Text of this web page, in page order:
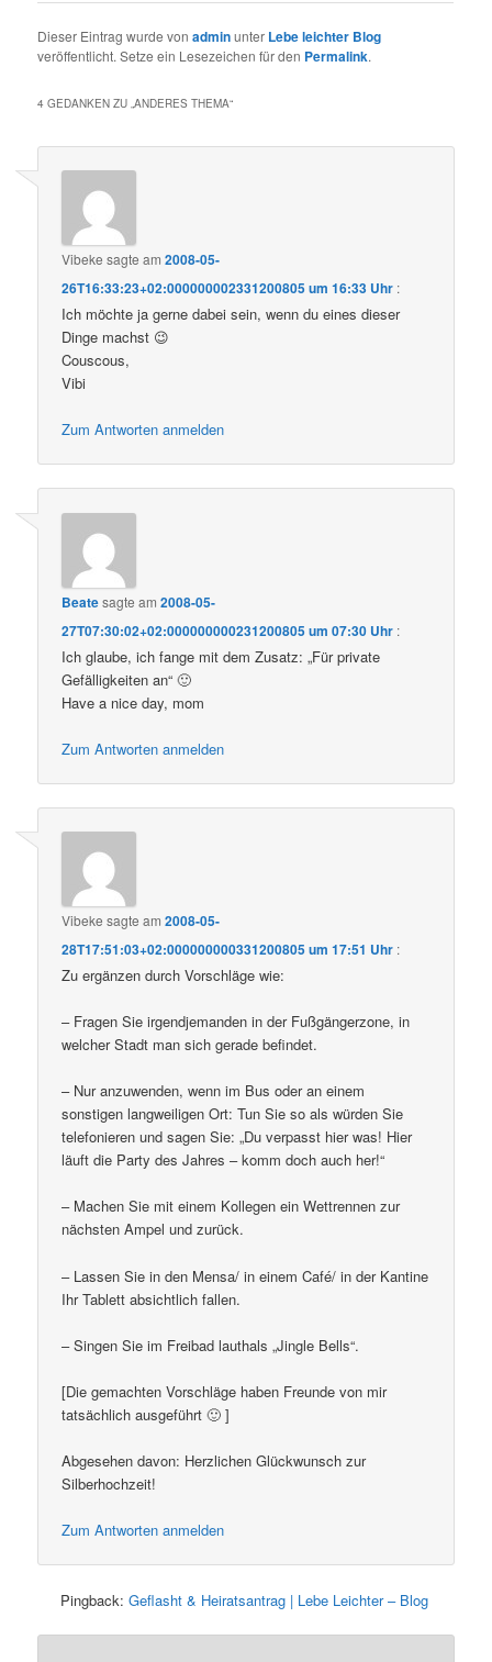
Dieser Eintrag wurde vonadminunter Lebe leichter Blog
veröffentlicht. Setze ein Lesezeichen für den Permalink.
4 GEDANKEN ZU „ANDERES THEMA“
Vibeke sagte am2008-05-
26T16:33:23+02:000000002331200805 um 16:33 Uhr :
Ich möchte ja gerne dabei sein, wenn du eines dieser
Dinge machst 😉
Couscous,
Vibi
Zum Antworten anmelden
Beatesagte am2008-05-
27T07:30:02+02:000000000231200805 um 07:30 Uhr :
Ich glaube, ich fange mit dem Zusatz: „Für private
Gefälligkeiten an“ 🙂
Have a nice day, mom
Zum Antworten anmelden
Vibeke sagte am2008-05-
28T17:51:03+02:000000000331200805 um 17:51 Uhr :
Zu ergänzen durch Vorschläge wie:
– Fragen Sie irgendjemanden in der Fußgängerzone, in
welcher Stadt man sich gerade befindet.
– Nur anzuwenden, wenn im Bus oder an einem
sonstigen langweiligen Ort: Tun Sie so als würden Sie
telefonieren und sagen Sie: „Du verpasst hier was! Hier
läuft die Party des Jahres – komm doch auch her!“
– Machen Sie mit einem Kollegen ein Wettrennen zur
nächsten Ampel und zurück.
– Lassen Sie in den Mensa/ in einem Café/ in der Kantine
Ihr Tablett absichtlich fallen.
– Singen Sie im Freibad lauthals „Jingle Bells“.
[Die gemachten Vorschläge haben Freunde von mir
tatsächlich ausgeführt 🙂 ]
Abgesehen davon: Herzlichen Glückwunsch zur
Silberhochzeit!
Zum Antworten anmelden
Pingback:Geflasht & Heiratsantrag | Lebe Leichter – Blog